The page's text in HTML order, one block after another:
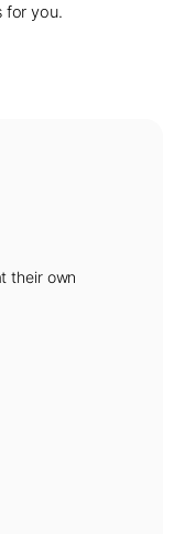
for you.
their own